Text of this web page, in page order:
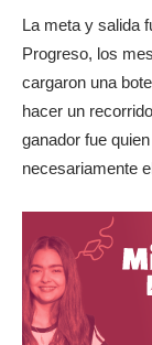
La meta y salida
Progreso, los
cargaron una
hacer un
ganador fue
necesariamente